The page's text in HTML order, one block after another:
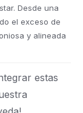
Desde una
el exceso de
y alineada
estas